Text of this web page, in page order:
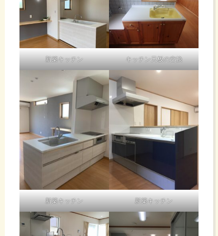
新築キッチン キッチン天板の交換
新築キッチン 新築キッチン